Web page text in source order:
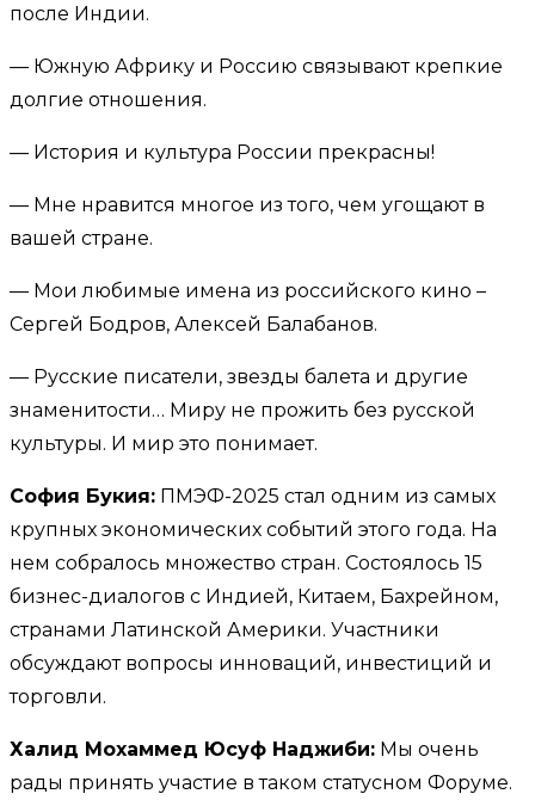
после Индии.
— Южную Африку и Россию связывают крепкие
долгие отношения.
— История и культура России прекрасны!
— Мне нравится многое из того, чем угощают в
вашей стране.
— Мои любимые имена из российского кино –
Сергей Бодров, Алексей Балабанов.
— Русские писатели, звезды балета и другие
знаменитости… Миру не прожить без русской
культуры. И мир это понимает.
София Букия: ПМЭФ-2025 стал одним из самых
крупных экономических событий этого года. На
нем собралось множество стран. Состоялось 15
бизнес-диалогов с Индией, Китаем, Бахрейном,
странами Латинской Америки. Участники
обсуждают вопросы инноваций, инвестиций и
торговли.
Халид Мохаммед Юсуф Наджиби: Мы очень
рады принять участие в таком статусном Форуме.